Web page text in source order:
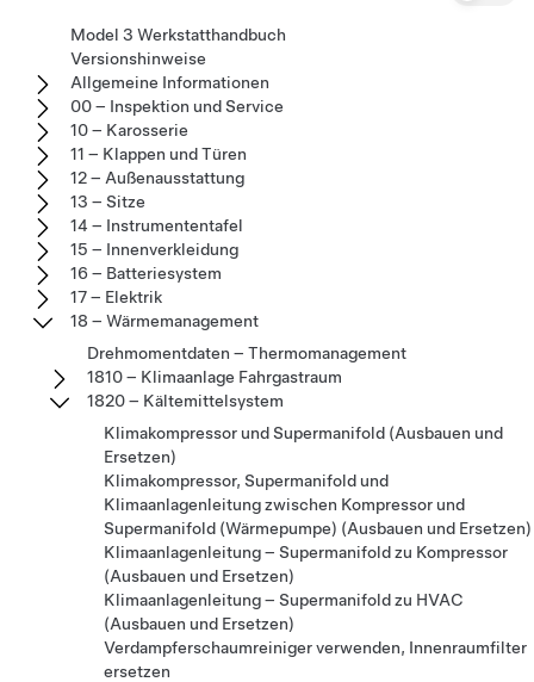
Model 3 Werkstatthandbuch
Versionshinweise
Allgemeine Informationen
00 – Inspektion und Service
10 – Karosserie
11 – Klappen und Türen
12 – Außenausstattung
13 – Sitze
14 – Instrumententafel
15 – Innenverkleidung
16 – Batteriesystem
17 – Elektrik
18 – Wärmemanagement
Drehmomentdaten – Thermomanagement
1810 – Klimaanlage Fahrgastraum
1820 – Kältemittelsystem
Klimakompressor und Supermanifold (Ausbauen und
Ersetzen)
Klimakompressor, Supermanifold und
Klimaanlagenleitung zwischen Kompressor und
Supermanifold (Wärmepumpe) (Ausbauen und Ersetzen)
Klimaanlagenleitung – Supermanifold zu Kompressor
(Ausbauen und Ersetzen)
Klimaanlagenleitung – Supermanifold zu HVAC
(Ausbauen und Ersetzen)
Verdampferschaumreiniger verwenden, Innenraumfilter
ersetzen